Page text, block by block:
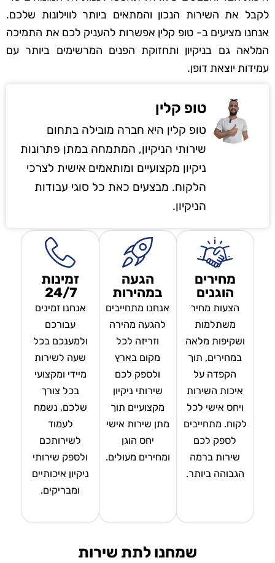
לקבל את השירות הנכון והמתאים ביותר לווילונות שלכם.
אנחנו מציעים ב- טופ קלין אפשרות להעניק לכם את התמיכה
המלאה גם בניקיון ותחזוקת הפנים המרשימים ביותר עם
עמידות יוצאת דופן.
טופ קלין
טופ קלין היא חברה מובילה בתחום
שירותי הניקיון, המתמחה במתן פתרונות
ניקיון מקצועיים ומותאמים אישית לצרכי
הלקוח. מבצעים כאת כל סוגי עבודות
הניקיון.
מחירים
הוגנים
הצעות מחיר
משתלמות
ושקיפות מלאה
במחירים, תוך
הקפדה על
איכות השירות
ויחס אישי לכל
לקוח. מתחייבים
לספק לכם
שירות ברמה
הגבוהה ביותר.
הגעה
במהירות
אנחנו מתחייבים
להגעה מהירה
וזריזה לכל
מקום בארץ
ולספק לכם
שירותי ניקיון
מקצועיים תוך
מתן שירות אישי
יחס הוגן
ומחירים מעולים.
זמינות
24/7
אנחנו זמינים
עבורכם
ולמענכם בכל
שעה לשירות
מיידי ומקצועי
בכל צורך
שלכם, נשמח
לעמוד
לשירותכם
ולספק שירותי
ניקיון איכותיים
ומבריקים.
שמחנו לתת שירות